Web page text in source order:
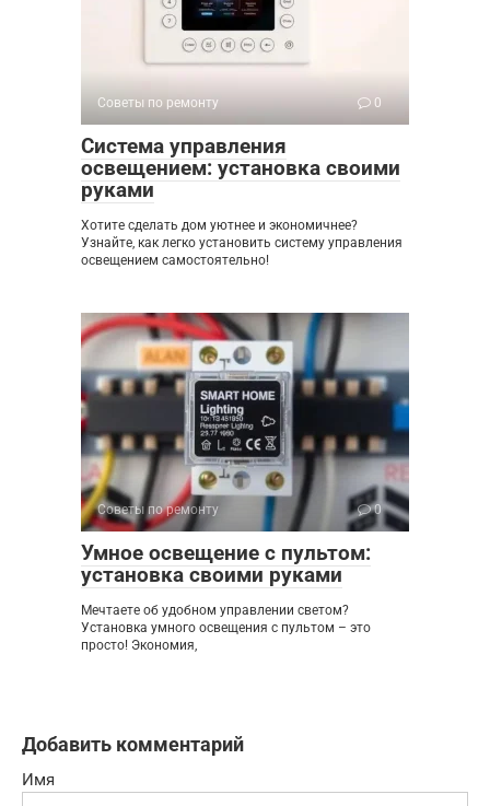
Советы по ремонту 0
Система управления
освещением: установка своими
руками
Хотите сделать дом уютнее и экономичнее?
Узнайте, как легко установить систему управления
освещением самостоятельно!
Советы по ремонту 0
Умное освещение с пультом:
установка своими руками
Мечтаете об удобном управлении светом?
Установка умного освещения с пультом – это
просто! Экономия,
Добавить комментарий
Имя